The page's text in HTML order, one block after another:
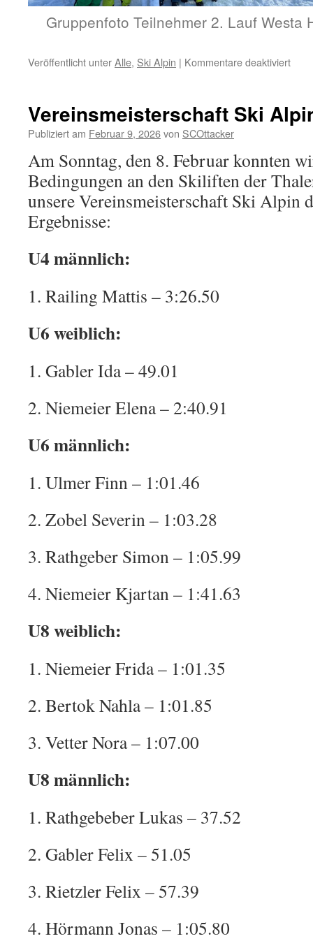
Gruppenfoto Teilnehmer 2. Lauf Westa
Veröffentlicht unterAlle, Ski Alpin | Kommentare deaktiviertfür
2.
Lauf
Vereinsmeisterschaft Ski
Publiziert am Februar 9, 2026von SCOttacker
Am Sonntag, den 8. Februar konnten
Bedingungen an den Skiliften der
unsere Vereinsmeisterschaft Ski Alpin
Ergebnisse:
U4 männlich:
1. Railing Mattis – 3:26.50
U6 weiblich:
1. Gabler Ida – 49.01
2. Niemeier Elena – 2:40.91
U6 männlich:
1. Ulmer Finn – 1:01.46
2. Zobel Severin – 1:03.28
3. Rathgeber Simon – 1:05.99
4. Niemeier Kjartan – 1:41.63
U8 weiblich:
1. Niemeier Frida – 1:01.35
2. Bertok Nahla – 1:01.85
3. Vetter Nora – 1:07.00
U8 männlich:
1. Rathgebeber Lukas – 37.52
2. Gabler Felix – 51.05
3. Rietzler Felix – 57.39
4. Hörmann Jonas – 1:05.80